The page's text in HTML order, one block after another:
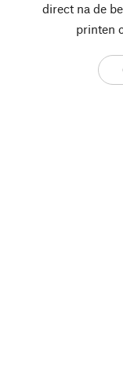
direct na de
printen